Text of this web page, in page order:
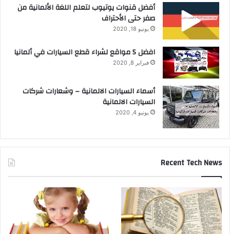
أفضل قنوات يوتيوب لتعلم اللغة الألمانية من
صفر حتى الأحتراف
يونيو 18, 2020
افضل 5 مواقع لشراء قطع السيارات في ألمانيا
فبراير 8, 2020
أسماء السيارات الالمانية – وشعارات شركات
السيارات الالمانية
يونيو 4, 2020
Recent Tech News